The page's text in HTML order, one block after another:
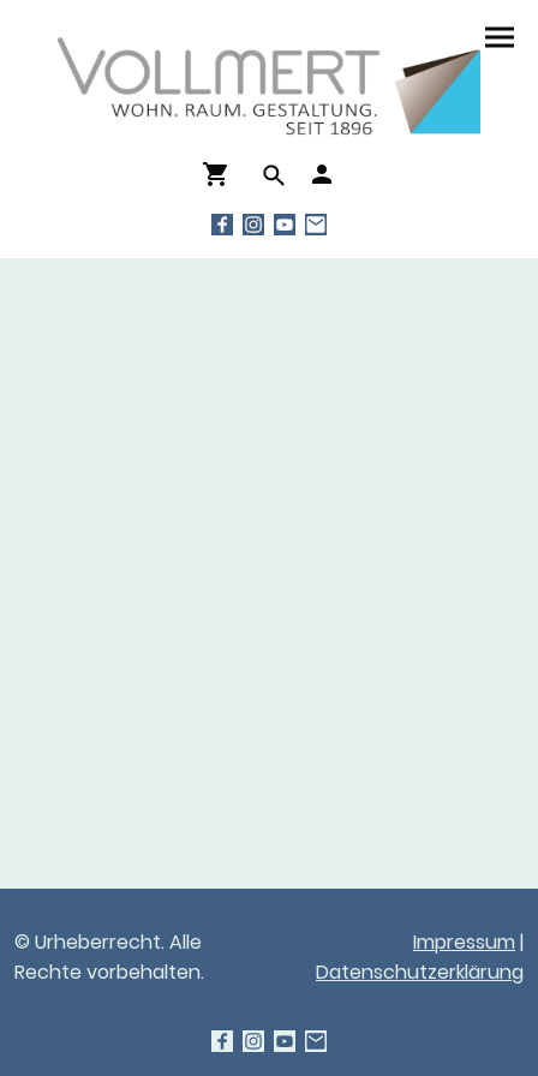
© Urheberrecht. Alle
Rechte vorbehalten.
Impressum |
Datenschutzerklärung